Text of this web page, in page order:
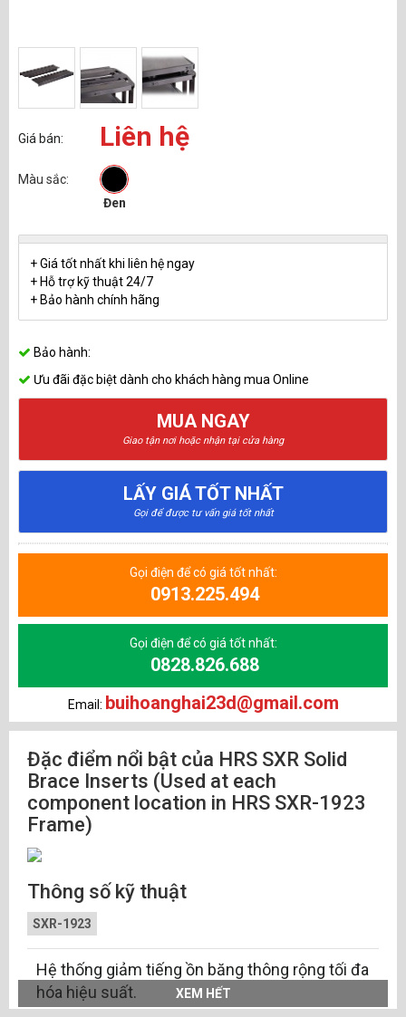
Giá bán: Liên hệ
Màu sắc:
Đen
+ Giá tốt nhất khi liên hệ ngay
+ Hỗ trợ kỹ thuật 24/7
+ Bảo hành chính hãng
Bảo hành:
Ưu đãi đặc biệt dành cho khách hàng mua Online
MUA NGAY
Giao tận nơi hoặc nhận tại cửa hàng
LẤY GIÁ TỐT NHẤT
Gọi để được tư vấn giá tốt nhất
Gọi điện để có giá tốt nhất:
0913.225.494
Gọi điện để có giá tốt nhất:
0828.826.688
Email: buihoanghai23d@gmail.com
Đặc điểm nổi bật của HRS SXR Solid
Brace Inserts (Used at each
component location in HRS SXR-1923
Frame)
Thông số kỹ thuật
SXR-1923
Hệ thống giảm tiếng ồn băng thông rộng tối đa
hóa hiệu suất.
XEM HẾT